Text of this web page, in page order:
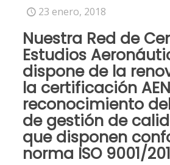
23 enero, 2018
Nuestra Red de
Estudios
dispone de la
la certificación
reconocimiento
de gestión de
que disponen
norma ISO 9001/